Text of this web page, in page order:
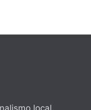
local,